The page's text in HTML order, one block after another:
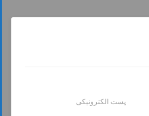
پست الکترونیکی